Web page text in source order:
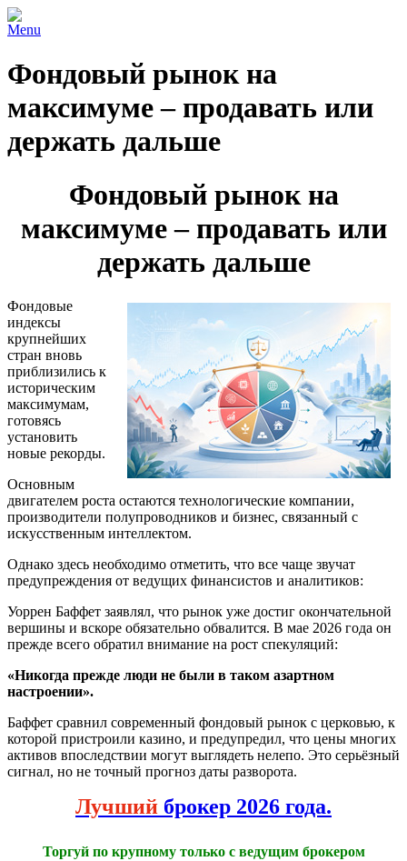
Menu
Фондовый рынок на
максимуме – продавать или
держать дальше
Фондовый рынок на
максимуме – продавать или
держать дальше
Фондовые
индексы
крупнейших
стран вновь
приблизились к
историческим
максимумам,
готовясь
установить
новые рекорды.
Основным
двигателем роста остаются технологические компании,
производители полупроводников и бизнес, связанный с
искусственным интеллектом.
Однако здесь необходимо отметить, что все чаще звучат
предупреждения от ведущих финансистов и аналитиков:
Уоррен Баффет заявлял, что рынок уже достиг окончательной
вершины и вскоре обязательно обвалится. В мае 2026 года он
прежде всего обратил внимание на рост спекуляций:
«Никогда прежде люди не были в таком азартном
настроении».
Баффет сравнил современный фондовый рынок с церковью, к
которой пристроили казино, и предупредил, что цены многих
активов впоследствии могут выглядеть нелепо. Это серьёзный
сигнал, но не точный прогноз даты разворота.
Лучший брокер 2026 года.
Торгуй по крупному только с ведущим брокером